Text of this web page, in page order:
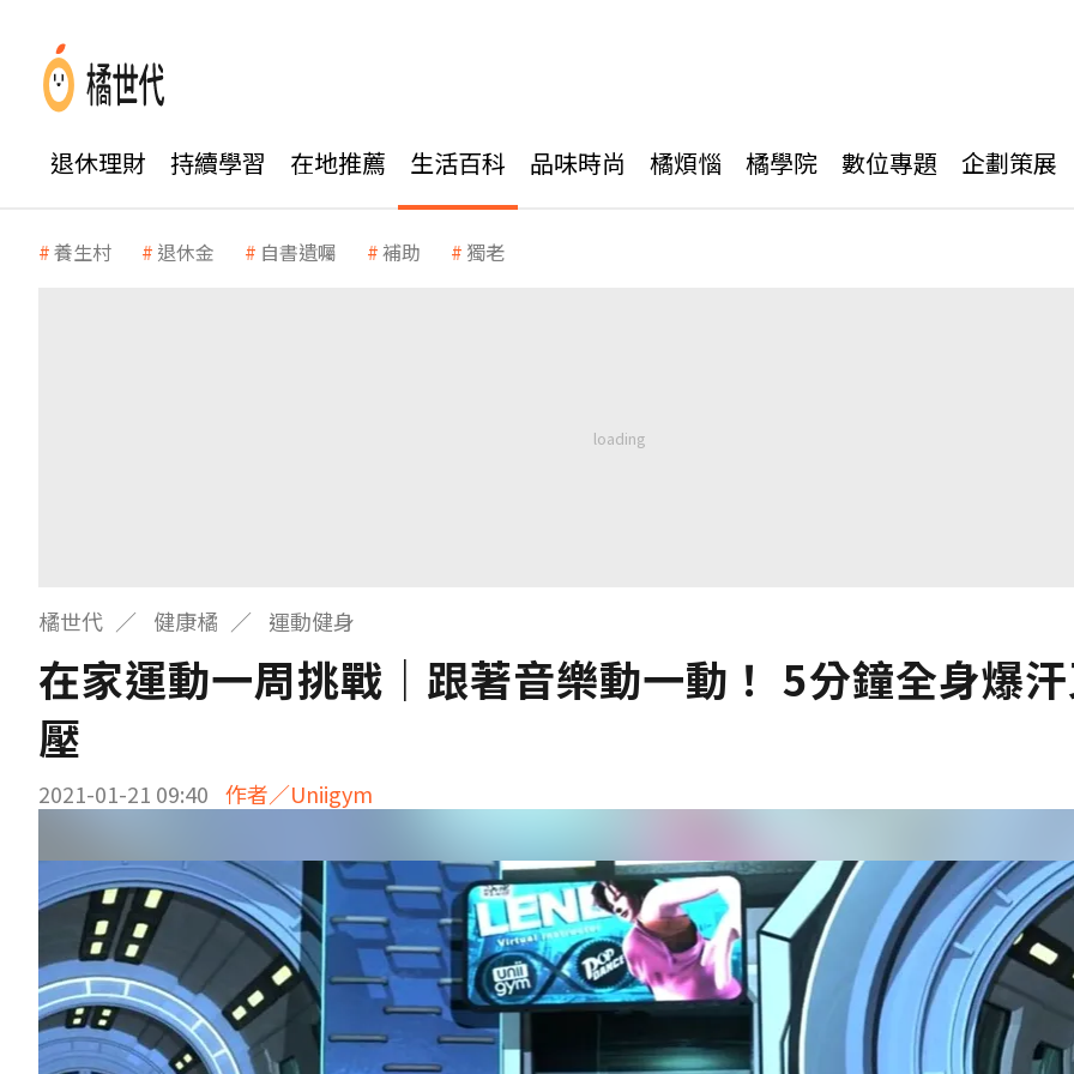
退休理財 持續學習 在地推薦 生活百科 品味時尚 橘煩惱 橘學院 數位專題 企劃策展
養生村 退休金 自書遺囑 補助 獨老
橘世代 健康橘 運動健身
在家運動一周挑戰｜跟著音樂動一動！ 5分鐘全身爆
壓
2021-01-21 09:40 作者／Uniigym